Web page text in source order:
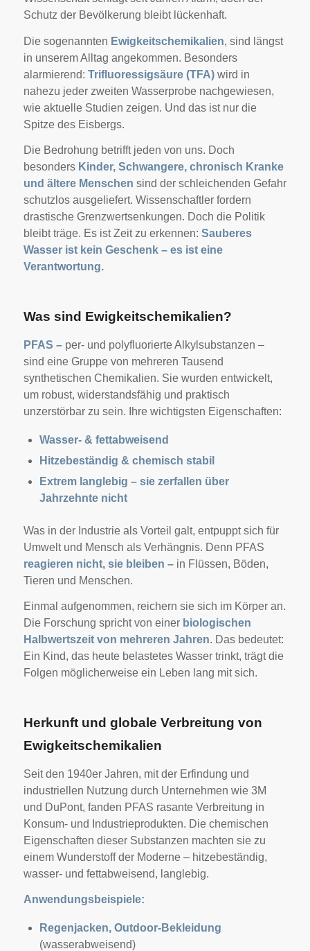
Schutz der Bevölkerung bleibt lückenhaft.
Die sogenannten Ewigkeitschemikalien, sind längst
in unserem Alltag angekommen. Besonders
alarmierend: Trifluoressigsäure (TFA)wird in
nahezu jeder zweiten Wasserprobe nachgewiesen,
wie aktuelle Studien zeigen. Und das ist nur die
Spitze des Eisbergs.
Die Bedrohung betrifft jeden von uns. Doch
besonders Kinder, Schwangere, chronisch Kranke
und ältere Menschen sind der schleichenden Gefahr
schutzlos ausgeliefert. Wissenschaftler fordern
drastische Grenzwertsenkungen. Doch die Politik
bleibt träge. Es ist Zeit zu erkennen: Sauberes
Wasser ist kein Geschenk – es ist eine
Verantwortung.
Was sind Ewigkeitschemikalien?
PFAS – per- und polyfluorierte Alkylsubstanzen –
sind eine Gruppe von mehreren Tausend
synthetischen Chemikalien. Sie wurden entwickelt,
um robust, widerstandsfähig und praktisch
unzerstörbar zu sein. Ihre wichtigsten Eigenschaften:
Wasser- & fettabweisend
Hitzebeständig & chemisch stabil
Extrem langlebig – sie zerfallen über
Jahrzehnte nicht
Was in der Industrie als Vorteil galt, entpuppt sich für
Umwelt und Mensch als Verhängnis. Denn PFAS
reagieren nicht, sie bleiben – in Flüssen, Böden,
Tieren und Menschen.
Einmal aufgenommen, reichern sie sich im Körper an.
Die Forschung spricht von einer biologischen
Halbwertszeit von mehreren Jahren. Das bedeutet:
Ein Kind, das heute belastetes Wasser trinkt, trägt die
Folgen möglicherweise ein Leben lang mit sich.
Herkunft und globale Verbreitung von
Ewigkeitschemikalien
Seit den 1940er Jahren, mit der Erfindung und
industriellen Nutzung durch Unternehmen wie 3M
und DuPont, fanden PFAS rasante Verbreitung in
Konsum- und Industrieprodukten. Die chemischen
Eigenschaften dieser Substanzen machten sie zu
einem Wunderstoff der Moderne – hitzebeständig,
wasser- und fettabweisend, langlebig.
Anwendungsbeispiele:
Regenjacken, Outdoor-Bekleidung
(wasserabweisend)